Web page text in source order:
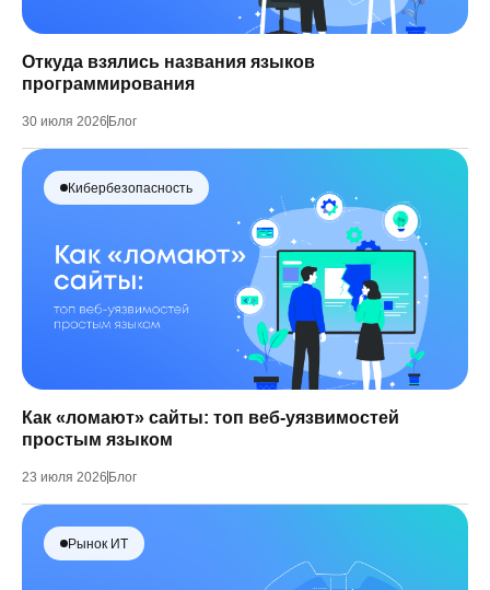
Откуда взялись названия языков
программирования
30 июля 2026 Блог
Кибербезопасность
Как «ломают» сайты: топ веб-уязвимостей
простым языком
23 июля 2026 Блог
Рынок ИТ